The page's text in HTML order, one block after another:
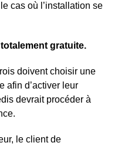
cas où l’installation se
totalement gratuite.
doivent choisir une
afin d’activer leur
devrait procéder à
le client de